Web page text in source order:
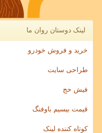
لینک دوستان روان ما
خرید و فروش خودرو
طراحی سایت
فیش حج
قیمت بیسیم باوفنگ
کوتاه کننده لینک